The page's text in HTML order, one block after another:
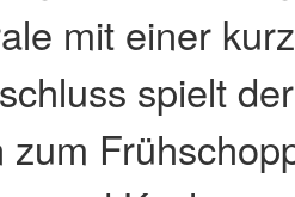
mit einer
spielt
zum